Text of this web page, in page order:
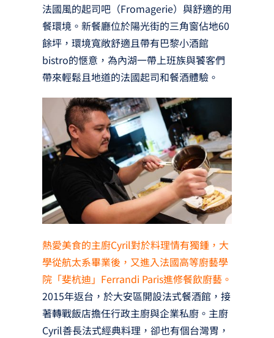
法國風的起司吧（Fromagerie）與舒適的用
餐環境。新餐廳位於陽光街的三角窗佔地60
餘坪，環境寬敞舒適且帶有巴黎小酒館
bistro的愜意，為內湖一帶上班族與饕客們
帶來輕鬆且地道的法國起司和餐酒體驗。
熱愛美食的主廚Cyril對於料理情有獨鍾，大
學從航太系畢業後，又進入法國高等廚藝學
院「斐杭迪」Ferrandi Paris進修餐飲廚藝。
2015年返台，於大安區開設法式餐酒館，接
著轉戰飯店擔任行政主廚與企業私廚。主廚
Cyril善長法式經典料理，卻也有個台灣胃，